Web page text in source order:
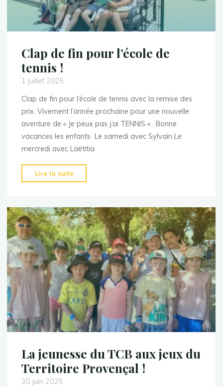
Clap de fin pour l’école de
tennis !
1 juillet 2025
Clap de fin pour l’école de tennis avec la remise des
prix. Vivement l’année prochaine pour une nouvelle
aventure de « Je peux pas j’ai TENNIS « . Bonne
vacances les enfants Le samedi avec Sylvain Le
mercredi avec Laëtitia
Lire la suite
de
pour
l’école
de
tennis
!"
La jeunesse du TCB aux jeux du
Territoire Provençal !
30 juin 2025